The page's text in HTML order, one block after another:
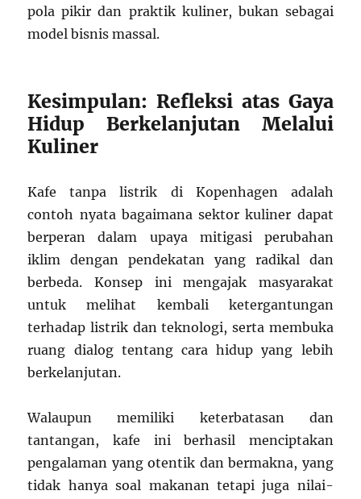
pola pikir dan praktik kuliner, bukan sebagai
model bisnis massal.
Kesimpulan: Refleksi atas Gaya
Hidup Berkelanjutan Melalui
Kuliner
Kafe tanpa listrik di Kopenhagen adalah
contoh nyata bagaimana sektor kuliner dapat
berperan dalam upaya mitigasi perubahan
iklim dengan pendekatan yang radikal dan
berbeda. Konsep ini mengajak masyarakat
untuk melihat kembali ketergantungan
terhadap listrik dan teknologi, serta membuka
ruang dialog tentang cara hidup yang lebih
berkelanjutan.
Walaupun memiliki keterbatasan dan
tantangan, kafe ini berhasil menciptakan
pengalaman yang otentik dan bermakna, yang
tidak hanya soal makanan tetapi juga nilai-